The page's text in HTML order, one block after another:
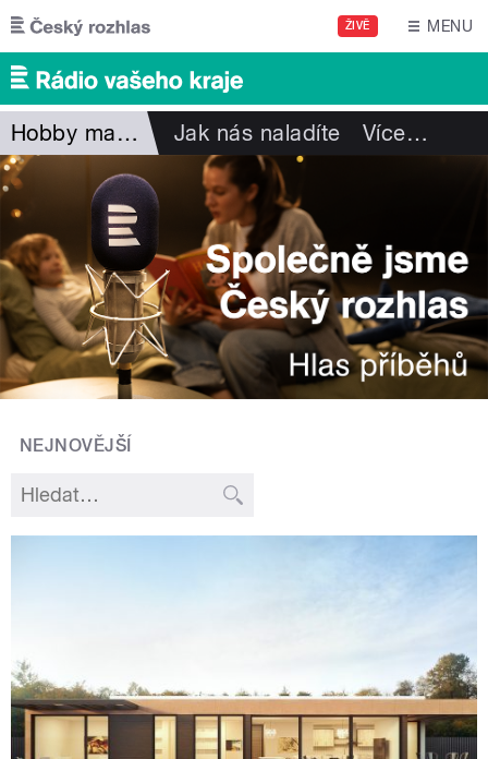
Přejít k hlavnímu obsahu
ŽIVĚ MENU
Hobby magazín Jak nás naladíte Více…
NEJNOVĚJŠÍ